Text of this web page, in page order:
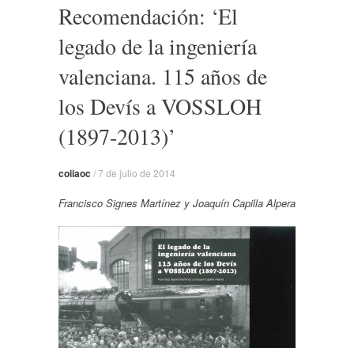
contenidoRecomendación: ‘El
legado de la ingeniería
valenciana. 115 años de
los Devís a VOSSLOH
(1897-2013)’
coiiaoc /7 de julio de 2014
Francisco Signes Martínez y Joaquín Capilla Alpera